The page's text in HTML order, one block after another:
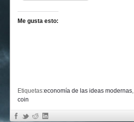
Me gusta esto:
Etiquetas:economía de las ideas modernas,
coin